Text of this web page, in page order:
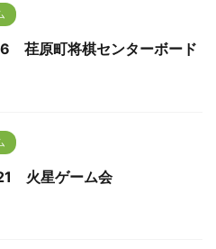
荏原町将棋センターボード
火星ゲーム会